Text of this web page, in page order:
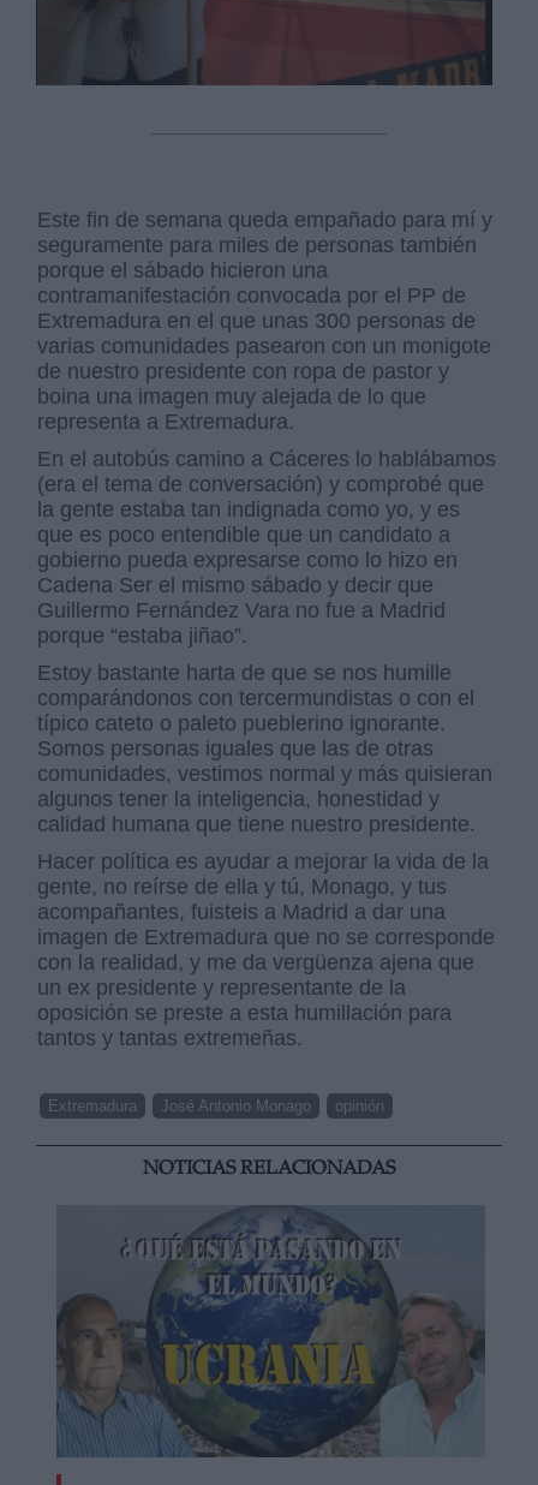
Este fin de semana queda empañado para mí y
seguramente para miles de personas también
porque el sábado hicieron una
contramanifestación convocada por el PP de
Extremadura en el que unas 300 personas de
varias comunidades pasearon con un monigote
de nuestro presidente con ropa de pastor y
boina una imagen muy alejada de lo que
representa a Extremadura.
En el autobús camino a Cáceres lo hablábamos
(era el tema de conversación) y comprobé que
la gente estaba tan indignada como yo, y es
que es poco entendible que un candidato a
gobierno pueda expresarse como lo hizo en
Cadena Ser el mismo sábado y decir que
Guillermo Fernández Vara no fue a Madrid
porque “estaba jiñao”.
Estoy bastante harta de que se nos humille
comparándonos con tercermundistas o con el
típico cateto o paleto pueblerino ignorante.
Somos personas iguales que las de otras
comunidades, vestimos normal y más quisieran
algunos tener la inteligencia, honestidad y
calidad humana que tiene nuestro presidente.
Hacer política es ayudar a mejorar la vida de la
gente, no reírse de ella y tú, Monago, y tus
acompañantes, fuisteis a Madrid a dar una
imagen de Extremadura que no se corresponde
con la realidad, y me da vergüenza ajena que
un ex presidente y representante de la
oposición se preste a esta humillación para
tantos y tantas extremeñas.
Extremadura José Antonio Monago opinión
NOTICIAS RELACIONADAS